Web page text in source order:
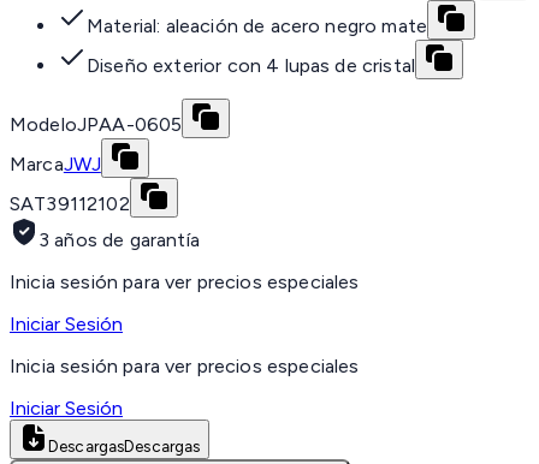
Material: aleación de acero negro mate
Diseño exterior con 4 lupas de cristal
ModeloJPAA-0605
MarcaJWJ
SAT39112102
3 años de garantía
Inicia sesión para ver precios especiales
Iniciar Sesión
Inicia sesión para ver precios especiales
Iniciar Sesión
DescargasDescargas